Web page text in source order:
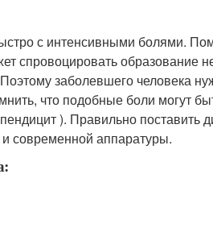
с интенсивными болями.
спровоцировать образование
заболевшего человека
что подобные боли могут
). Правильно поставить
современной аппаратуры.